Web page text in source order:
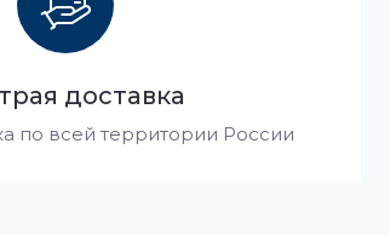
доставка
по всей территории России